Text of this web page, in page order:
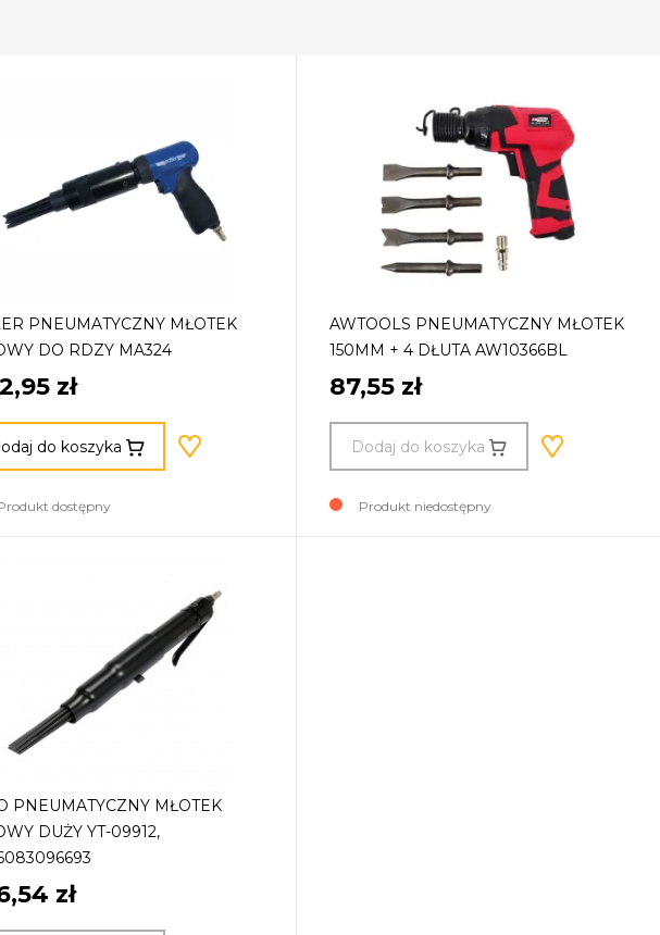
PNEUMATYCZNY MŁOTEK
DO RDZY MA324
zł
do koszyka
dostępny
AWTOOLS PNEUMATYCZNY MŁOTEK
150MM + 4 DŁUTA AW10366BL
87,55 zł
Dodaj do koszyka
Produkt niedostępny
PNEUMATYCZNY MŁOTEK
DUŻY YT-09912,
zł